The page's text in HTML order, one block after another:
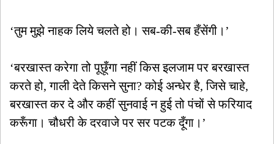
‘तुम मुझे नाहक लिये चलते हो। सब-की-सब हँसेंगी।’
‘बरखास्त करेगा तो पूछूँगा नहीं किस इलजाम पर बरखास्त
करते हो, गाली देते किसने सुना? कोई अन्धेर है, जिसे चाहे,
बरखास्त कर दे और कहीं सुनवाई न हुई तो पंचों से फरियाद
करूँगा। चौधरी के दरवाजे पर सर पटक दूँगा।’